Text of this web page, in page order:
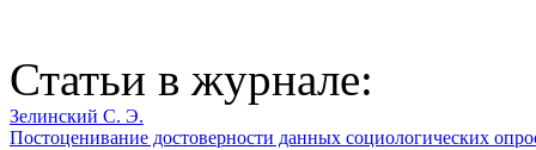
Статьи в журнале:
Зелинский С. Э.
Постоценивание достоверности данных социологических